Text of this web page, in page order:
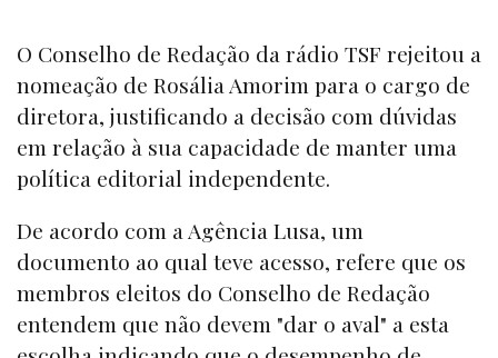
O Conselho de Redação da rádio TSF rejeitou a
nomeação de Rosália Amorim para o cargo de
diretora, justificando a decisão com dúvidas
em relação à sua capacidade de manter uma
política editorial independente.
De acordo com a Agência Lusa, um
documento ao qual teve acesso, refere que os
membros eleitos do Conselho de Redação
entendem que não devem "dar o aval" a esta